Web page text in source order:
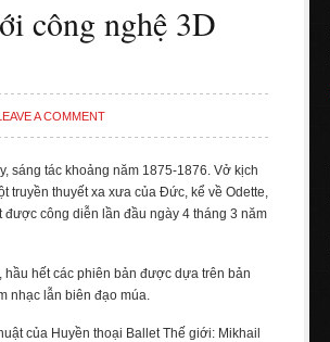
công nghệ 3D
A COMMENT
sáng tác khoảng năm 1875-1876. Vở kịch
truyền thuyết xa xưa của Đức, kể về Odette,
công diễn lần đầu ngày 4 tháng 3 năm
hết các phiên bản được dựa trên bản
nhạc lẫn biên đạo múa.
của Huyền thoại Ballet Thế giới: Mikhail